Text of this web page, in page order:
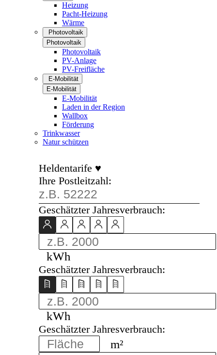
Heizung
Pacht-Heizung
Wärme
Photovoltaik
Photovoltaik
Photovoltaik
PV-Anlage
PV-Freifläche
E-Mobilität
E-Mobilität
E-Mobilität
Laden in der Region
Wallbox
Förderung
Trinkwasser
Natur schützen
Heldentarife ♥
Ihre Postleitzahl:
Geschätzter Jahresverbrauch:
kWh
Geschätzter Jahresverbrauch:
kWh
Geschätzter Jahresverbrauch:
m²